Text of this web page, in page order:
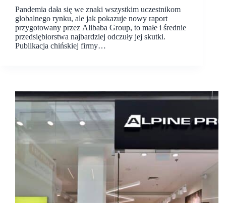
Pandemia dała się we znaki wszystkim uczestnikom
globalnego rynku, ale jak pokazuje nowy raport
przygotowany przez Alibaba Group, to małe i średnie
przedsiębiorstwa najbardziej odczuły jej skutki.
Publikacja chińskiej firmy…